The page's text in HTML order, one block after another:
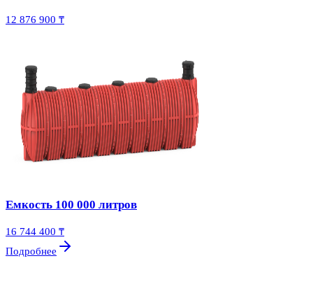
12 876 900 ₸
Емкость 100 000 литров
16 744 400 ₸
Подробнее